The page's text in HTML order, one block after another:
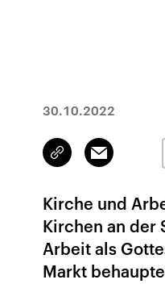
30.10.2022
Link
kopieren/teilen
Email
Kirche und
Kirchen an der
Arbeit als
Markt